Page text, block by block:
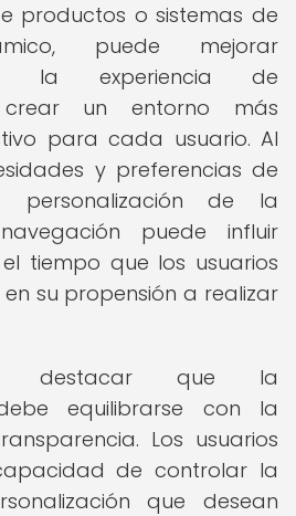
productos o sistemas de
puede mejorar
la experiencia de
un entorno más
para cada usuario. Al
y preferencias de
personalización de la
puede influir
tiempo que los usuarios
su propensión a realizar
destacar que la
equilibrarse con la
Los usuarios
de controlar la
que desean